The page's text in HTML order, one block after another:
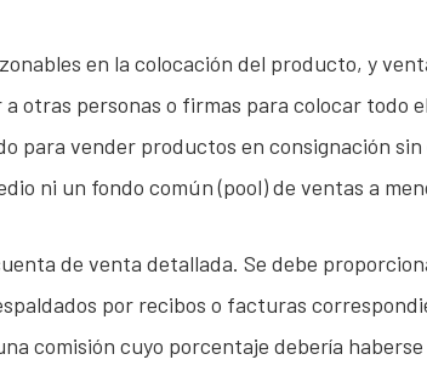
en la colocación del producto, y
otras personas o firmas para colocar
para vender productos en consignación
ni un fondo común (pool) de ventas a
de venta detallada. Se debe
por recibos o facturas
comisión cuyo porcentaje debería